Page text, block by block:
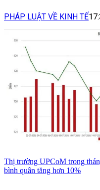
PHÁP LUẬT VỀ KINH TẾ
Thị trường UPCoM trong
bình quân tăng hơn 10%